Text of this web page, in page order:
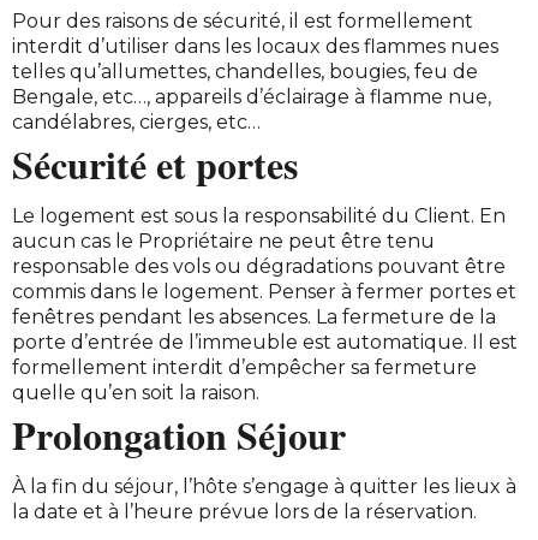
Pour des raisons de sécurité, il est formellement
interdit d’utiliser dans les locaux des flammes nues
telles qu’allumettes, chandelles, bougies, feu de
Bengale, etc…, appareils d’éclairage à flamme nue,
candélabres, cierges, etc…
Sécurité et portes
Le logement est sous la responsabilité du Client. En
aucun cas le Propriétaire ne peut être tenu
responsable des vols ou dégradations pouvant être
commis dans le logement. Penser à fermer portes et
fenêtres pendant les absences. La fermeture de la
porte d’entrée de l’immeuble est automatique. Il est
formellement interdit d’empêcher sa fermeture
quelle qu’en soit la raison.
Prolongation Séjour
À la fin du séjour, l’hôte s’engage à quitter les lieux à
la date et à l’heure prévue lors de la réservation.